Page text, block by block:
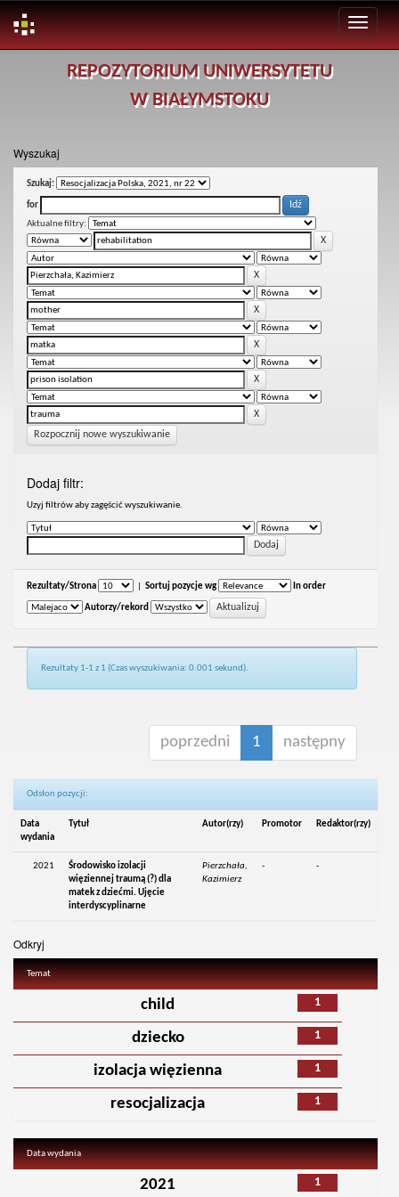
REPOZYTORIUM UNIWERSYTETU
W BIAŁYMSTOKU
Wyszukaj
Szukaj:
for
Aktualne filtry:
Rozpocznij nowe wyszukiwanie
Dodaj filtr:
Uzyj filtrów aby zagęścić wyszukiwanie.
Rezultaty/Strona Sortuj pozycje wg In order
Autorzy/rekord
Rezultaty 1-1 z 1 (Czas wyszukiwania: 0.001 sekund).
poprzedni 1 następny
Odsłon pozycji:
Data
wydania
Tytuł Autor(rzy) Promotor Redaktor(rzy)
2021
Środowisko izolacji
więziennej traumą (?) dla
matek z dziećmi. Ujęcie
interdyscyplinarne
Pierzchała,
Kazimierz
- -
Odkryj
Temat
1
child
1
dziecko
1
izolacja więzienna
1
resocjalizacja
Data wydania
1
2021